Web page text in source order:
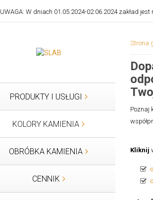
UWAGA: W dniach 01.05.2024-02.06.2024 zakład jest
PRODUKTY I USŁUGI
KOLORY KAMIENIA
OBRÓBKA KAMIENIA
CENNIK
Strona
Poznaj
Kliknij